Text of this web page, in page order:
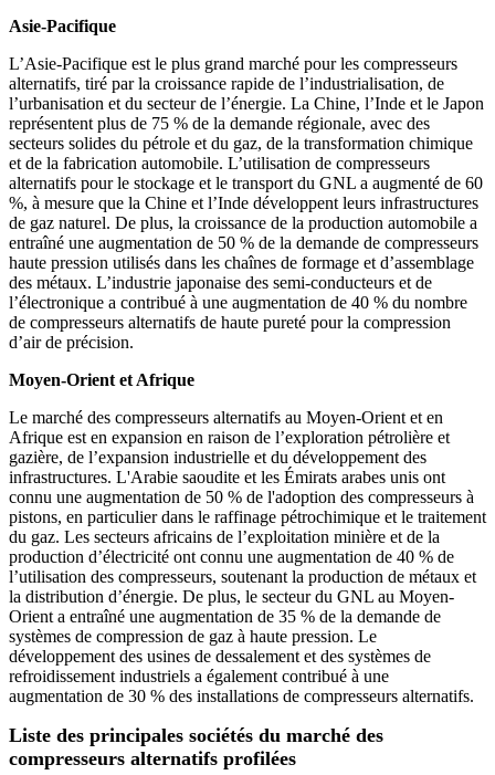
Asie-Pacifique
L’Asie-Pacifique est le plus grand marché pour les compresseurs
alternatifs, tiré par la croissance rapide de l’industrialisation, de
l’urbanisation et du secteur de l’énergie. La Chine, l’Inde et le Japon
représentent plus de 75 % de la demande régionale, avec des
secteurs solides du pétrole et du gaz, de la transformation chimique
et de la fabrication automobile. L’utilisation de compresseurs
alternatifs pour le stockage et le transport du GNL a augmenté de 60
%, à mesure que la Chine et l’Inde développent leurs infrastructures
de gaz naturel. De plus, la croissance de la production automobile a
entraîné une augmentation de 50 % de la demande de compresseurs
haute pression utilisés dans les chaînes de formage et d’assemblage
des métaux. L’industrie japonaise des semi-conducteurs et de
l’électronique a contribué à une augmentation de 40 % du nombre
de compresseurs alternatifs de haute pureté pour la compression
d’air de précision.
Moyen-Orient et Afrique
Le marché des compresseurs alternatifs au Moyen-Orient et en
Afrique est en expansion en raison de l’exploration pétrolière et
gazière, de l’expansion industrielle et du développement des
infrastructures. L'Arabie saoudite et les Émirats arabes unis ont
connu une augmentation de 50 % de l'adoption des compresseurs à
pistons, en particulier dans le raffinage pétrochimique et le traitement
du gaz. Les secteurs africains de l’exploitation minière et de la
production d’électricité ont connu une augmentation de 40 % de
l’utilisation des compresseurs, soutenant la production de métaux et
la distribution d’énergie. De plus, le secteur du GNL au Moyen-
Orient a entraîné une augmentation de 35 % de la demande de
systèmes de compression de gaz à haute pression. Le
développement des usines de dessalement et des systèmes de
refroidissement industriels a également contribué à une
augmentation de 30 % des installations de compresseurs alternatifs.
Liste des principales sociétés du marché des
compresseurs alternatifs profilées